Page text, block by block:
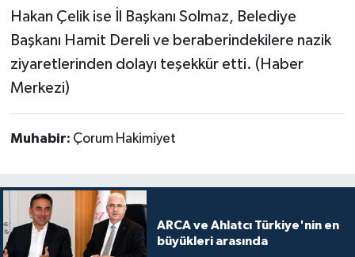
Hakan Çelik ise İl Başkanı Solmaz, Belediye
Başkanı Hamit Dereli ve beraberindekilere nazik
ziyaretlerinden dolayı teşekkür etti. (Haber
Merkezi)
Muhabir: Çorum Hakimiyet
ARCA ve Ahlatcı Türkiye'nin en
büyükleri arasında